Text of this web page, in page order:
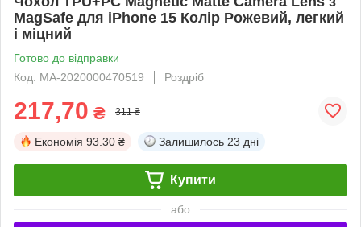
MagSafe для iPhone 15 Колір Рожевий, легкий
і міцний
Готово до відправки
Код: MA-2020000470519
Роздріб
217,70 ₴ 311 ₴
Економія 93.30 ₴ Залишилось 23 дні
Купити
або